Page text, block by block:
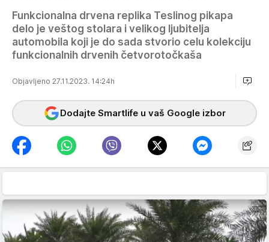
Funkcionalna drvena replika Teslinog pikapa
delo je veštog stolara i velikog ljubitelja
automobila koji je do sada stvorio celu kolekciju
funkcionalnih drvenih četvorotočkaša
Objavljeno 27.11.2023. 14:24h
Dodajte Smartlife u vaš Google izbor